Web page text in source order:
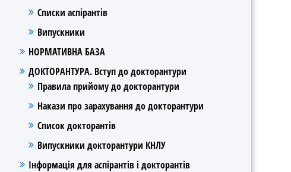
Списки аспірантів
Випускники
НОРМАТИВНА БАЗА
ДОКТОРАНТУРА. Вступ до докторантури
Правила прийому до докторантури
Накази про зарахування до докторантури
Список докторантів
Випускники докторантури КНЛУ
Інформація для аспірантів і докторантів